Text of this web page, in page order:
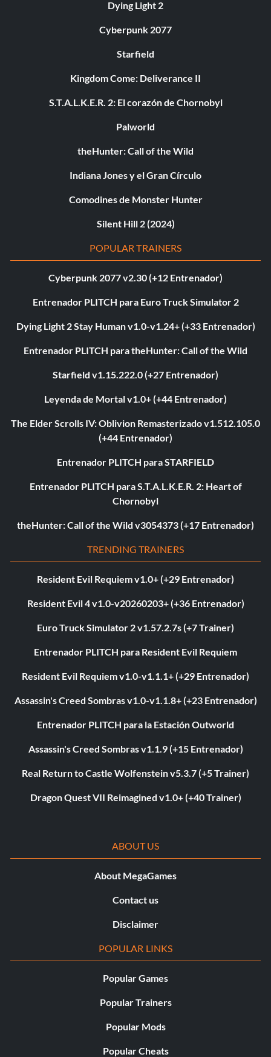
Dying Light 2
Cyberpunk 2077
Starfield
Kingdom Come: Deliverance II
S.T.A.L.K.E.R. 2: El corazón de Chornobyl
Palworld
theHunter: Call of the Wild
Indiana Jones y el Gran Círculo
Comodines de Monster Hunter
Silent Hill 2 (2024)
POPULAR TRAINERS
Cyberpunk 2077 v2.30 (+12 Entrenador)
Entrenador PLITCH para Euro Truck Simulator 2
Dying Light 2 Stay Human v1.0-v1.24+ (+33 Entrenador)
Entrenador PLITCH para theHunter: Call of the Wild
Starfield v1.15.222.0 (+27 Entrenador)
Leyenda de Mortal v1.0+ (+44 Entrenador)
The Elder Scrolls IV: Oblivion Remasterizado v1.512.105.0
(+44 Entrenador)
Entrenador PLITCH para STARFIELD
Entrenador PLITCH para S.T.A.L.K.E.R. 2: Heart of
Chornobyl
theHunter: Call of the Wild v3054373 (+17 Entrenador)
TRENDING TRAINERS
Resident Evil Requiem v1.0+ (+29 Entrenador)
Resident Evil 4 v1.0-v20260203+ (+36 Entrenador)
Euro Truck Simulator 2 v1.57.2.7s (+7 Trainer)
Entrenador PLITCH para Resident Evil Requiem
Resident Evil Requiem v1.0-v1.1.1+ (+29 Entrenador)
Assassin's Creed Sombras v1.0-v1.1.8+ (+23 Entrenador)
Entrenador PLITCH para la Estación Outworld
Assassin's Creed Sombras v1.1.9 (+15 Entrenador)
Real Return to Castle Wolfenstein v5.3.7 (+5 Trainer)
Dragon Quest VII Reimagined v1.0+ (+40 Trainer)
ABOUT US
About MegaGames
Contact us
Disclaimer
POPULAR LINKS
Popular Games
Popular Trainers
Popular Mods
Popular Cheats